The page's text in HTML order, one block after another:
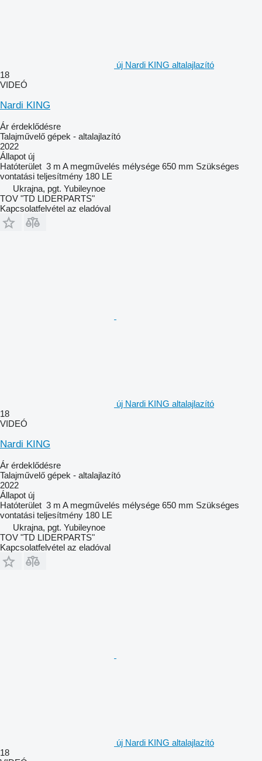
új Nardi KING altalajlazító
18
VIDEÓ
Nardi KING
Ár érdeklődésre
Talajművelő gépek - altalajlazító
2022
Állapot új
Hatóterület 3 m A megművelés mélysége 650 mm Szükséges
vontatási teljesítmény 180 LE
Ukrajna, pgt. Yubileynoe
TOV "TD LIDERPARTS"
Kapcsolatfelvétel az eladóval
új Nardi KING altalajlazító
18
VIDEÓ
Nardi KING
Ár érdeklődésre
Talajművelő gépek - altalajlazító
2022
Állapot új
Hatóterület 3 m A megművelés mélysége 650 mm Szükséges
vontatási teljesítmény 180 LE
Ukrajna, pgt. Yubileynoe
TOV "TD LIDERPARTS"
Kapcsolatfelvétel az eladóval
új Nardi KING altalajlazító
18